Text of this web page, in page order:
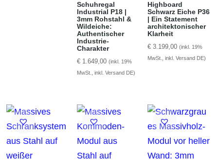
Schuhregal
Industrial P18 |
3mm Rohstahl &
Wildeiche:
Authentischer
Industrie-
Charakter
€ 1.649,00 (inkl. 19%
MwSt., inkl. Versand DE)
Highboard
Schwarz Eiche P36
| Ein Statement
architektonischer
Klarheit
€ 3.199,00 (inkl. 19%
MwSt., inkl. Versand DE)